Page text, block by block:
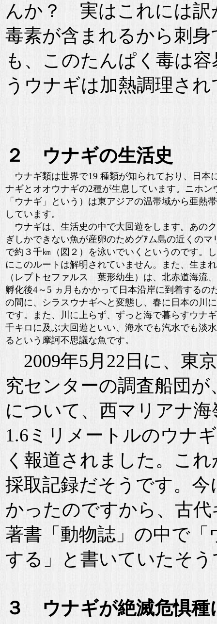
んか？ 実はこれには訳
毒素が含まれるから刺
も、このたんぱく毒は
うウナギは加熱調理さ
２ ウナギの生活史
ウナギ類は世界で19 種類が知られており、日本
ナギとオオウナギの2種が生息しています。ニホン
「ウナギ」という）は東アジアの温帯域から亜熱
しています。
ウナギは、生活史の中で大回遊をします。あの
ぎしかできない魚が産卵のためグｱム島の近くのマ
で約３千㎞（図２）を泳いでいくというのです。
にこのルートは解明されていません。また、生ま
（レプトセファルス 葉形幼生）は、北赤道海流
孵化後4～5 ヵ月もかかって日本沿岸に到着するの
の間に、シラスウナギへと変態し、春に日本の川
です。また、川に上らず、ずっと海で暮らすウナ
千キロに及ぶ大回遊といい、海水でも汽水でも淡
るという摩訶不思議な魚です。
2009年5月22日に、東
究センターの調査船団
について、西マリアナ
1.6ミリメートルのウナ
く報道されました。こ
採取記録だそうです。
かったのですから、古
著書「動物誌」の中で
する」と書いていたそ
３ ウナギが絶滅危惧種